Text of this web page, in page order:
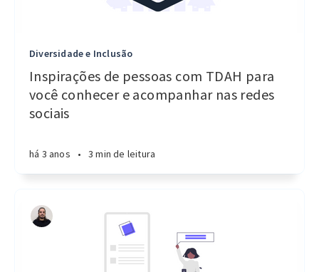
Diversidade e Inclusão
Inspirações de pessoas com TDAH para
você conhecer e acompanhar nas redes
sociais
há 3 anos • 3 min de leitura